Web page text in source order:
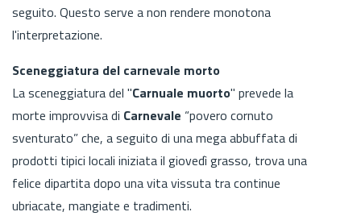
seguito. Questo serve a non rendere monotona
l'interpretazione.
Sceneggiatura del carnevale morto
La sceneggiatura del "Carnuale muorto" prevede la
morte improvvisa di Carnevale “povero cornuto
sventurato” che, a seguito di una mega abbuffata di
prodotti tipici locali iniziata il giovedì grasso, trova una
felice dipartita dopo una vita vissuta tra continue
ubriacate, mangiate e tradimenti.